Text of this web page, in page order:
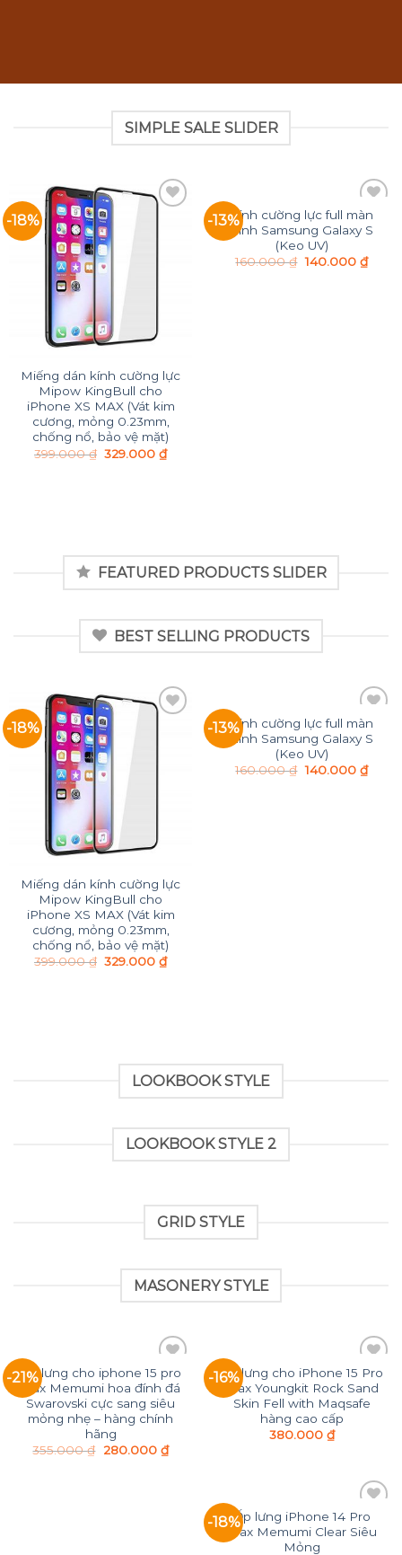
SIMPLE SALE SLIDER
-18%
Miếng dán kính cường lực
Mipow KingBull cho
iPhone XS MAX (Vát kim
cương, mỏng 0.23mm,
chống nổ, bảo vệ mặt)
399.000₫ 329.000₫
-13%
Add to
Wishlist
Kính cường lực full màn
hình Samsung Galaxy S
(Keo UV)
160.000₫ 140.000 ₫
FEATURED PRODUCTS SLIDER
BEST SELLING PRODUCTS
-18%
Miếng dán kính cường lực
Mipow KingBull cho
iPhone XS MAX (Vát kim
cương, mỏng 0.23mm,
chống nổ, bảo vệ mặt)
399.000₫ 329.000₫
-13%
Add to
Wishlist
Kính cường lực full màn
hình Samsung Galaxy S
(Keo UV)
160.000₫ 140.000 ₫
LOOKBOOK STYLE
LOOKBOOK STYLE 2
GRID STYLE
MASONERY STYLE
-21%
Add to
Wishlist
Ốp lưng cho iphone 15 pro
max Memumi hoa đính đá
Swarovski cực sang siêu
mỏng nhẹ – hàng chính
hãng
355.000₫ 280.000 ₫
-16%
Add to
Wishlist
Ốp lưng cho iPhone 15 Pro
Max Youngkit Rock Sand
Skin Fell with Maqsafe
hàng cao cấp
380.000 ₫
-18%
Add to
Wishlist
Ốp lưng iPhone 14 Pro
Max Memumi Clear Siêu
Mỏng